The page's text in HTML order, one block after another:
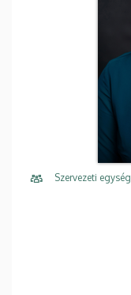
Szervezeti egység